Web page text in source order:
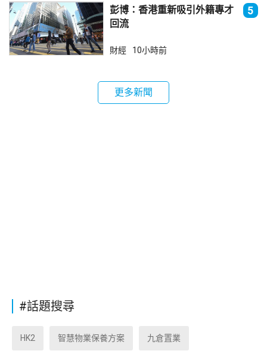
彭博：香港重新吸引外籍專才
回流
5
財經 10小時前
更多新聞
#話題搜尋
HK2 智慧物業保養方案 九倉置業